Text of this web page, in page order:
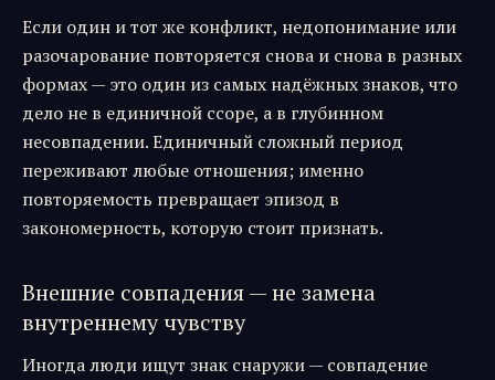
Если один и тот же конфликт, недопонимание или
разочарование повторяется снова и снова в разных
формах — это один из самых надёжных знаков, что
дело не в единичной ссоре, а в глубинном
несовпадении. Единичный сложный период
переживают любые отношения; именно
повторяемость превращает эпизод в
закономерность, которую стоит признать.
Внешние совпадения — не замена
внутреннему чувству
Иногда люди ищут знак снаружи — совпадение